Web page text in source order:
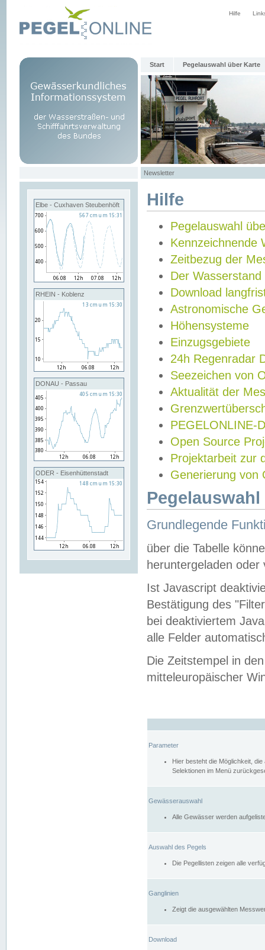
Hilfe
Start Pegelauswahl über Karte
Newsletter
Elbe - Cuxhaven Steubenhöft
RHEIN - Koblenz
DONAU - Passau
ODER - Eisenhüttenstadt
Hilfe
Pegelauswahl
Kennzeichnende
Zeitbezug der
Der Wasserstand
Download
Astronomische
Höhensysteme
Einzugsgebiete
24h Regenradar
Seezeichen von
Aktualität der
PEGELONLINE-
Open Source
Projektarbeit zur
Generierung von
Grundlegende
über die Tabelle
heruntergeladen oder
Ist Javascript
Bestätigung des
bei deaktiviertem
alle Felder
Die Zeitstempel in
mitteleuropäischer
Parameter
Hier besteht die Möglichkeit,
Selektionen im Menü
Gewässerauswahl
Alle Gewässer werden
Auswahl des Pegels
Die Pegellisten zeigen alle
Ganglinien
Zeigt die ausgewählten
Download